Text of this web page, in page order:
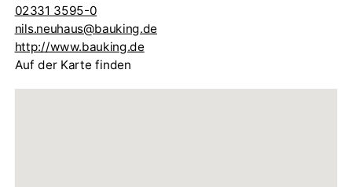
02331 3595-0
nils.neuhaus@bauking.de
http://www.bauking.de
Auf der Karte finden